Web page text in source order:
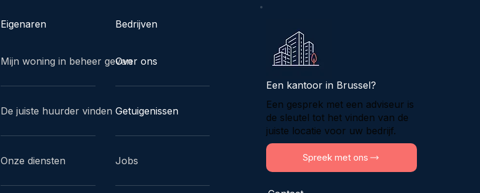
Eigenaren
Mijn woning in beheer geven
De juiste huurder vinden
Onze diensten
Bedrijven
Over ons
Getuigenissen
Jobs
Een kantoor in Brussel?
Een gesprek met een adviseur is
de sleutel tot het vinden van de
juiste locatie voor uw bedrijf.
Spreek met ons